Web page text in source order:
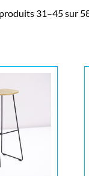
31–45 sur